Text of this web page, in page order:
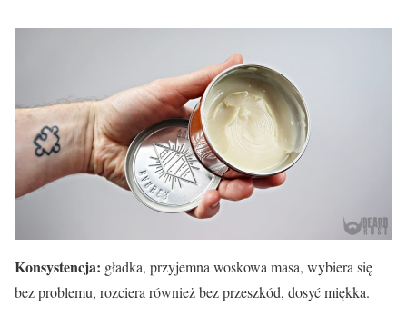
Konsystencja: gładka, przyjemna woskowa masa, wybiera się
bez problemu, rozciera również bez przeszkód, dosyć miękka.